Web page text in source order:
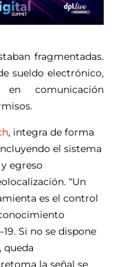
fragmentadas.
sueldo electrónico,
comunicación
, integra de forma
el sistema
y egreso
“Un
es el control
–19. Si no se dispone
queda
la señal se